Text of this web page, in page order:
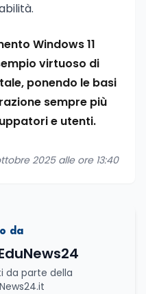
Windows 11
virtuoso di
ponendo le basi
sempre più
e utenti.
2025 alle ore 13:40
da
da parte della